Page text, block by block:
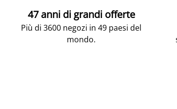
47 anni di grandi offerte
Più di 3600 negozi in 49 paesi del
mondo.